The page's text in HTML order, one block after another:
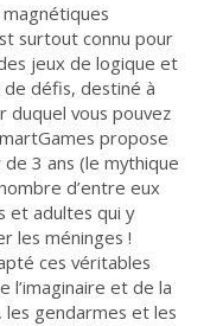
surtout connu pour
jeux de logique et
défis, destiné à
duquel vous pouvez
propose
3 ans (le mythique
d’entre eux
et adultes qui y
les méninges !
ces véritables
l’imaginaire et de la
gendarmes et les